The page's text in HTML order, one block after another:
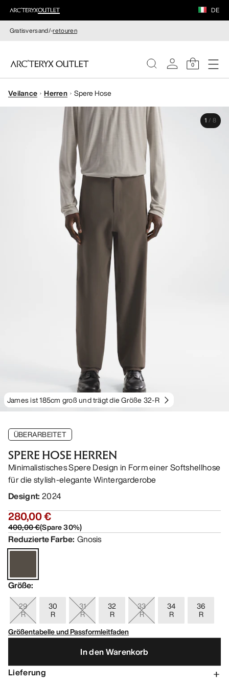
DE
Gratisversand/-retouren
0
DAMEN
Veilance Herren Spere Hose
James ist 185cm groß und trägt die Größe 32-R
1 / 8
ÜBERARBEITET
SPERE HOSE HERREN
Minimalistisches Spere Design in Form einer Softshellhose
für die stylish-elegante Wintergarderobe
Designt: 2024
280,00 €
400,00 €(Spare30%)
Reduzierte Farbe: Gnosis
Größe:
29
R
30
R
31
R
32
R
33
R
34
R
36
R
Größentabelle und Passformleitfaden
In den Warenkorb
Lieferung